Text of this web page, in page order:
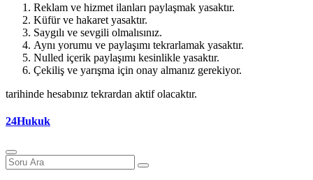
Reklam ve hizmet ilanları paylaşmak yasaktır.
Küfür ve hakaret yasaktır.
Saygılı ve sevgili olmalısınız.
Aynı yorumu ve paylaşımı tekrarlamak yasaktır.
Nulled içerik paylaşımı kesinlikle yasaktır.
Çekiliş ve yarışma için onay almanız gerekiyor.
tarihinde hesabınız tekrardan aktif olacaktır.
24Hukuk